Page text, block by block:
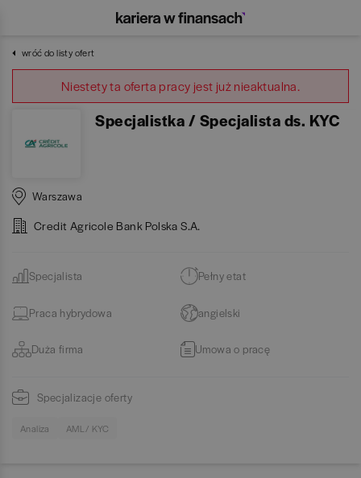
wróć do listy ofert
Niestety ta oferta pracy jest już nieaktualna.
Specjalistka / Specjalista ds. KYC
Warszawa
Credit Agricole Bank Polska S.A.
Specjalista Pełny etat
Praca hybrydowa angielski
Duża firma Umowa o pracę
Specjalizacje oferty
Analiza AML / KYC